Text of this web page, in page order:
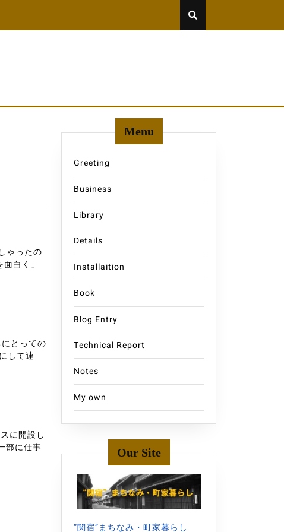
ゃったの
白く」
とっての
して連
に開設し
部に仕事
Menu
Greeting
Business
Library
Details
Installaition
Book
Blog Entry
Technical Report
Notes
My own
Our Site
“関宿”まちなみ・町家暮らし